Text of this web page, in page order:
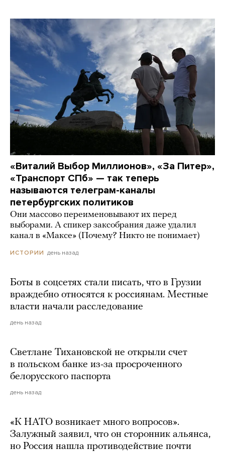
«Виталий Выбор Миллионов», «За Питер»,
«Транспорт СПб» — так теперь
называются телеграм-каналы
петербургских политиков
Они массово переименовывают их перед
выборами. А спикер заксобрания даже удалил
канал в «Максе» (Почему? Никто не понимает)
ИСТОРИИ день назад
Боты в соцсетях стали писать, что в Грузии
враждебно относятся к россиянам. Местные
власти начали расследование
день назад
Светлане Тихановской не открыли счет
в польском банке из-за просроченного
белорусского паспорта
день назад
«К НАТО возникает много вопросов».
Залужный заявил, что он сторонник альянса,
но Россия нашла противодействие почти